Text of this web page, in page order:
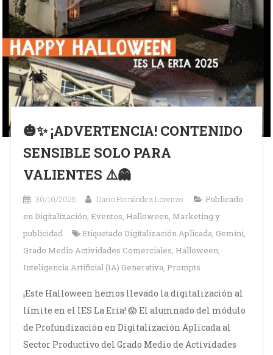
🎃✨ ¡ADVERTENCIA! CONTENIDO
SENSIBLE SOLO PARA
VALIENTES ⚠️👻
30/10/2025 Dario Fernández Lorenzo
Publicado
en Digitalización, Eventos, Halloween, Marketing y
publicidad
Etiquetado Digitalización Aplicada, Gemini,
Grado Medio Actividades Comerciales, Halloween,
Inteligencia Artificial (IA) Generativa, Prompts
¡Este Halloween hemos llevado la digitalización al
límite en el IES La Eria! 😱 El alumnado del módulo
de Profundización en Digitalización Aplicada al
Sector Productivo del Grado Medio de Actividades